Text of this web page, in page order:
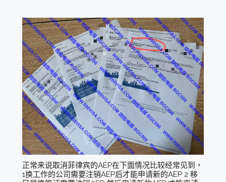
正常来说取消菲律宾的AEP在下面情况比较经常见到，
1换工作的公司需要注销AEP后才能申请新的AEP 2 移